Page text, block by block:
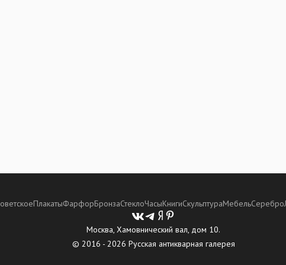
ПлакатыФарфорБронзаСтеклоЧасыКнигиСкульптураМебельСеребро
Москва, Хамовнический вал, дом 10.
© 2016 - 2026 Русская антикварная галерея